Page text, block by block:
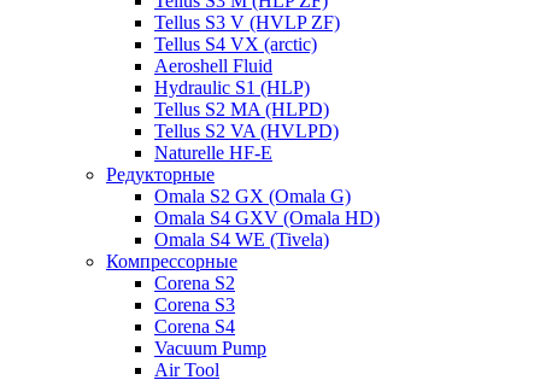
Tellus S3 V (HVLP ZF)
Tellus S4 VX (arctic)
Aeroshell Fluid
Hydraulic S1 (HLP)
Tellus S2 MA (HLPD)
Tellus S2 VA (HVLPD)
Naturelle HF-E
Редукторные
Omala S2 GX (Omala G)
Omala S4 GXV (Omala HD)
Omala S4 WE (Tivela)
Компрессорные
Corena S2
Corena S3
Corena S4
Vacuum Pump
Air Tool